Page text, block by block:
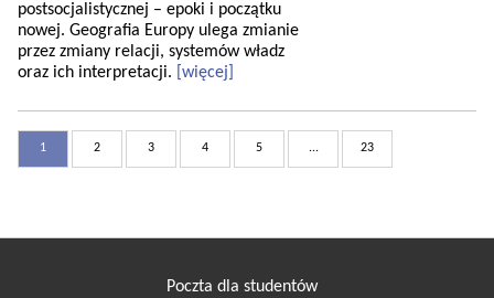
postsocjalistycznej – epoki i początku
nowej. Geografia Europy ulega zmianie
przez zmiany relacji, systemów władz
oraz ich interpretacji.
[więcej]
1 2 3 4 5 ... 23
Poczta dla studentów